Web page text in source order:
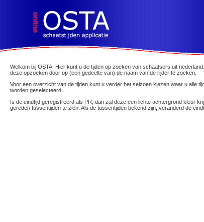
Welkom bij OSTA. Hier kunt u de tijden op zoeken van schaatsers uit
deze opzoeken door op (een gedeelte van) de naam van de rijder te zoeken.
Voor een overzicht van de tijden kunt u verder het seizoen kiezen waar u alle
worden geselecteerd.
Is de eindtijd geregistreerd als PR, dan zal deze een lichte achtergrond kleur
gereden tussentijden te zien. Als de tussentijden bekend zijn, veranderd de